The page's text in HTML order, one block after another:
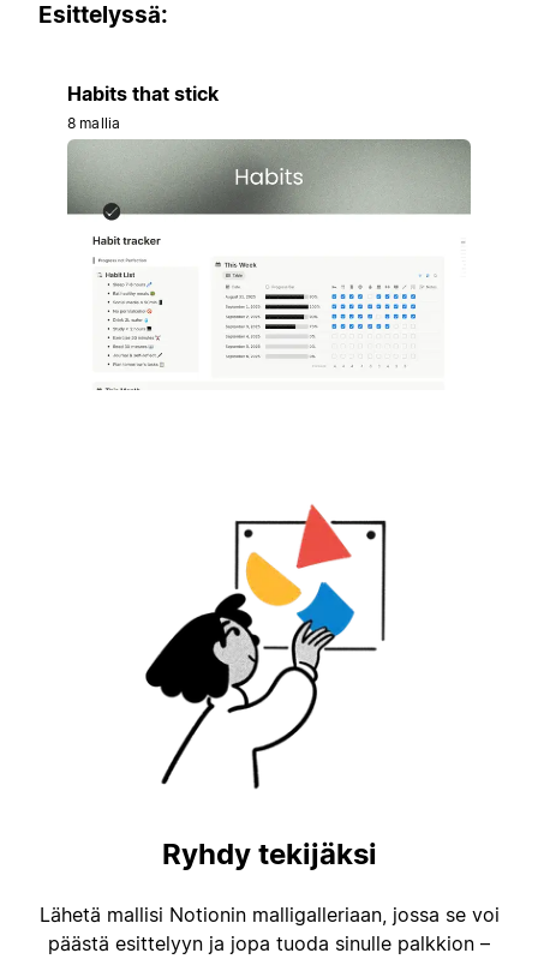
Esittelyssä:
Habits that stick
8 mallia
Ryhdy tekijäksi
Lähetä mallisi Notionin malligalleriaan, jossa se voi
päästä esittelyyn ja jopa tuoda sinulle palkkion –